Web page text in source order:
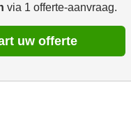
via 1 offerte-aanvraag.
uw offerte